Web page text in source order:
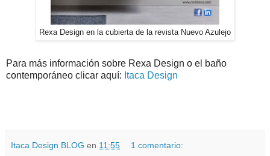
Rexa Design en la cubierta de la revista Nuevo Azulejo
Para más información sobre Rexa Design o el baño
contemporáneo clicar aquí: Itaca Design
Itaca Design BLOG en 11:55 1 comentario: